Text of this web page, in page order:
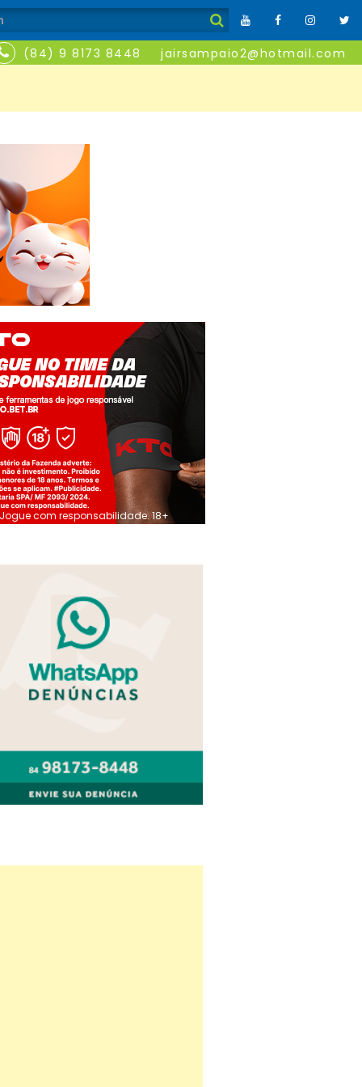
(84) 9 8173 8448 jairsampaio2@hotmail.com
Jogue com responsabilidade. 18+